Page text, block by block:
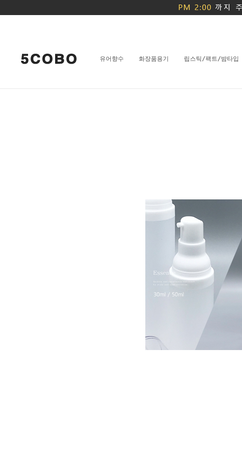
유어향수 화장품용기 립스틱/팩트/밤타입